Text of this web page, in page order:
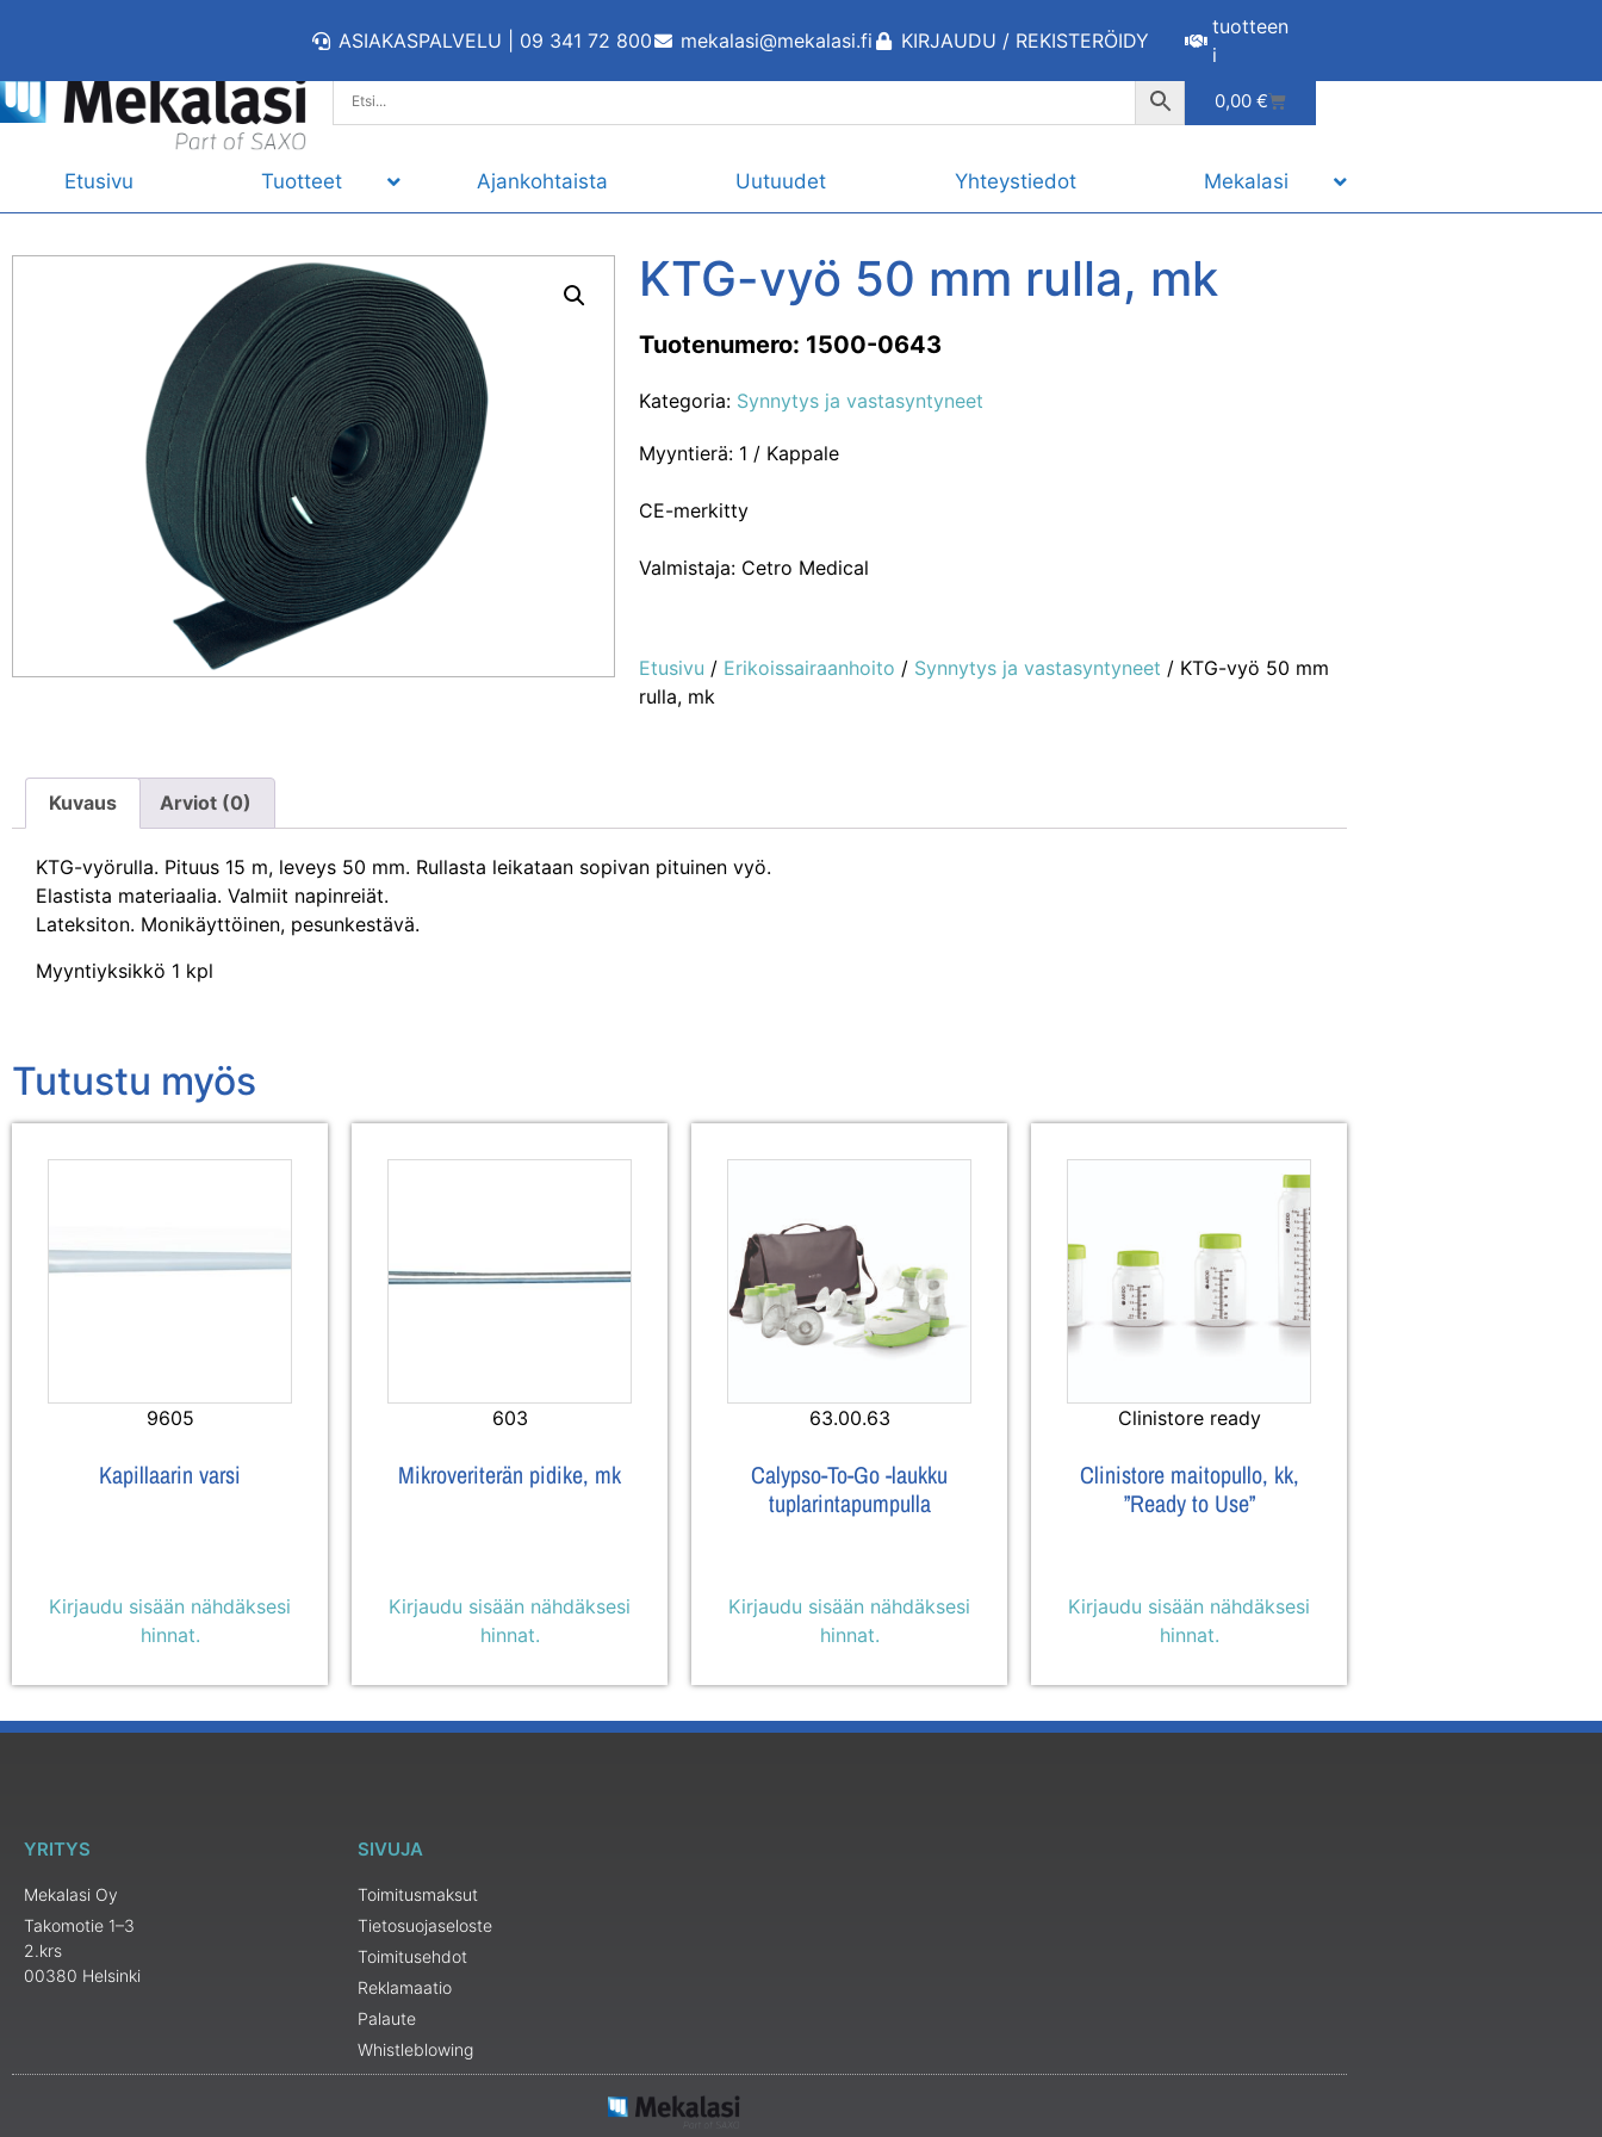
ASIAKASPALVELU | 09 341 72 800 mekalasi@mekalasi.fi KIRJAUDU / REKISTERÖIDY
tuotteen
i
0,00 €
Etusivu Tuotteet Ajankohtaista Uutuudet Yhteystiedot Mekalasi
KTG-vyö 50 mm rulla, mk
Tuotenumero: 1500-0643
Kategoria: Synnytys ja vastasyntyneet
Myyntierä: 1 / Kappale
CE-merkitty
Valmistaja: Cetro Medical
Etusivu / Erikoissairaanhoito / Synnytys ja vastasyntyneet / KTG-vyö 50 mm
rulla, mk
Kuvaus Arviot (0)
KTG-vyörulla. Pituus 15 m, leveys 50 mm. Rullasta leikataan sopivan pituinen vyö.
Elastista materiaalia. Valmiit napinreiät.
Lateksiton. Monikäyttöinen, pesunkestävä.
Myyntiyksikkö 1 kpl
Tutustu myös
9605
Kapillaarin varsi
Kirjaudu sisään nähdäksesi
hinnat.
603
Mikroveriterän pidike, mk
Kirjaudu sisään nähdäksesi
hinnat.
63.00.63
Calypso-To-Go -laukku
tuplarintapumpulla
Kirjaudu sisään nähdäksesi
hinnat.
Clinistore ready
Clinistore maitopullo, kk,
”Ready to Use”
Kirjaudu sisään nähdäksesi
hinnat.
YRITYS
Mekalasi Oy
Takomotie 1–3
2.krs
00380 Helsinki
SIVUJA
Toimitusmaksut
Tietosuojaseloste
Toimitusehdot
Reklamaatio
Palaute
Whistleblowing